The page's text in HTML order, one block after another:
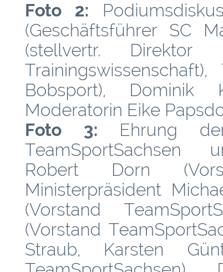
Foto 2:
(Geschäftsführer SC
(stellvertr. Direktor
Bobsport),
Moderatorin Eike
Foto 3: Ehrung
TeamSportSachsen
Robert Dorn
Ministerpräsident
(Vorstand
(Vorstand
Straub, Karsten